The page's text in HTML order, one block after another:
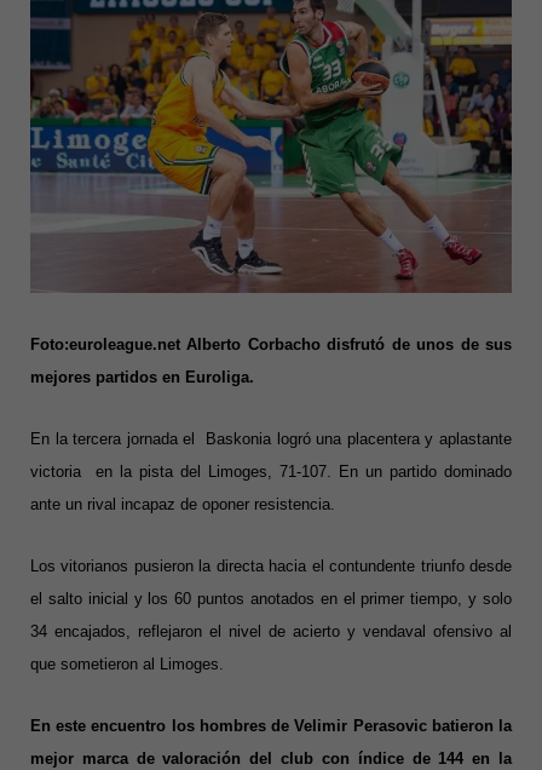
Foto:euroleague.net Alberto Corbacho disfrutó de unos de sus
mejores partidos en Euroliga.
En la tercera jornada el Baskonia logró una placentera y aplastante
victoria en la pista del Limoges, 71-107. En un partido dominado
ante un rival incapaz de oponer resistencia.
Los vitorianos pusieron la directa hacia el contundente triunfo desde
el salto inicial y los 60 puntos anotados en el primer tiempo, y solo
34 encajados, reflejaron el nivel de acierto y vendaval ofensivo al
que sometieron al Limoges.
En este encuentro los hombres de Velimir Perasovic batieron la
mejor marca de valoración del club con índice de 144 en la